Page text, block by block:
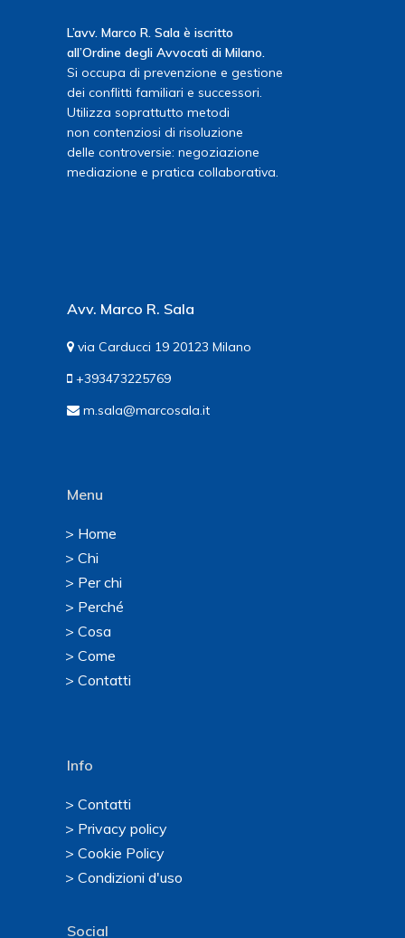
L’avv. Marco R. Sala è iscritto
all’Ordine degli Avvocati di Milano.
Si occupa di prevenzione e gestione
dei conflitti familiari e successori.
Utilizza soprattutto metodi
non contenziosi di risoluzione
delle controversie: negoziazione
mediazione e pratica collaborativa.
Avv. Marco R. Sala
via Carducci 19 20123 Milano
+393473225769
m.sala@marcosala.it
Menu
> Home
> Chi
> Per chi
> Perché
> Cosa
> Come
> Contatti
Info
> Contatti
> Privacy policy
> Cookie Policy
> Condizioni d'uso
Social